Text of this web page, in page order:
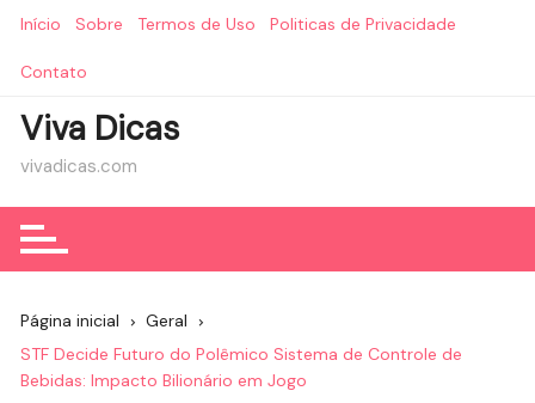
Início Sobre Termos de Uso Politicas de Privacidade
Contato
Viva Dicas
vivadicas.com
Página inicial
Geral
STF Decide Futuro do Polêmico Sistema de Controle de
Bebidas: Impacto Bilionário em Jogo